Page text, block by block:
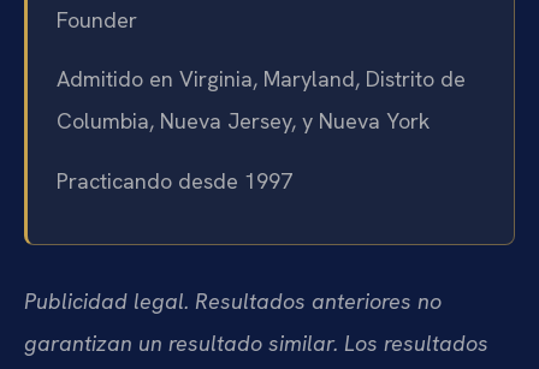
Founder
Admitido en Virginia, Maryland, Distrito de
Columbia, Nueva Jersey, y Nueva York
Practicando desde 1997
Publicidad legal. Resultados anteriores no
garantizan un resultado similar. Los resultados